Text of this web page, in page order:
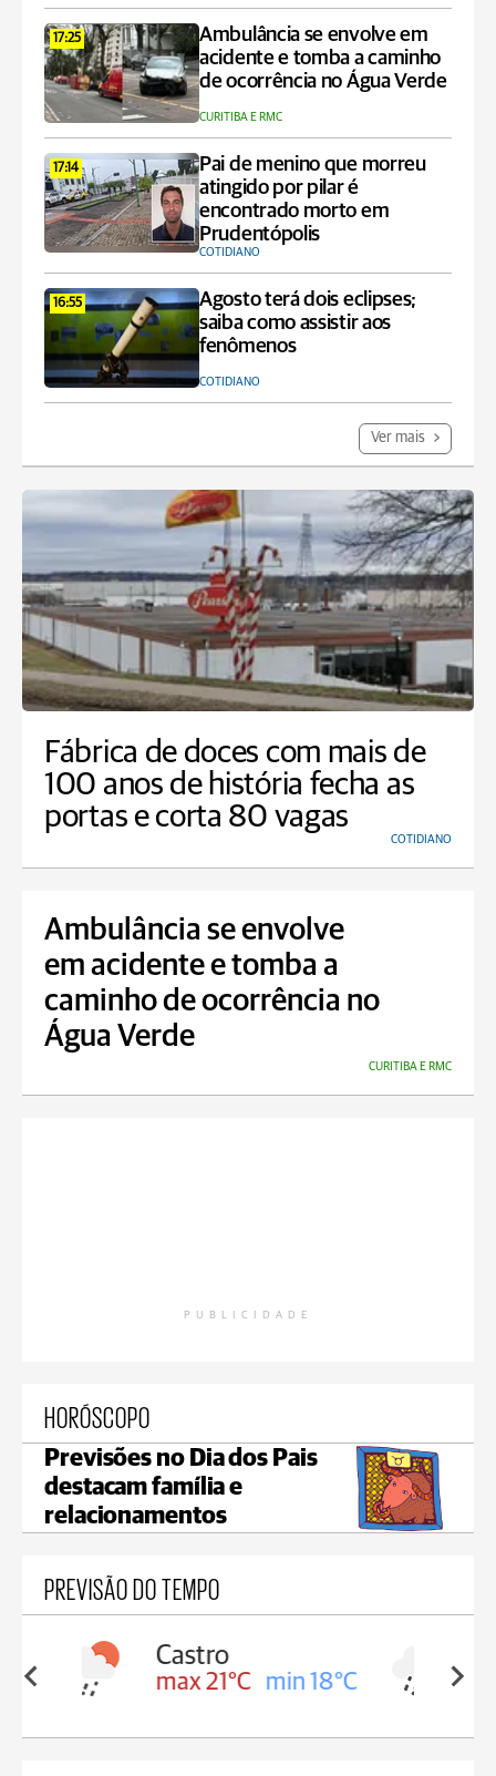
17:25
Ambulância se envolve em
acidente e tomba a caminho
de ocorrência no Água Verde
CURITIBA E RMC
17:14
Pai de menino que morreu
atingido por pilar é
encontrado morto em
Prudentópolis
COTIDIANO
16:55
Agosto terá dois eclipses;
saiba como assistir aos
fenômenos
COTIDIANO
Ver mais
Fábrica de doces com mais de
100 anos de história fecha as
portas e corta 80 vagas
COTIDIANO
Ambulância se envolve
em acidente e tomba a
caminho de ocorrência no
Água Verde
CURITIBA E RMC
PUBLICIDADE
HORÓSCOPO
Previsões no Dia dos Pais
destacam família e
relacionamentos
PREVISÃO DO TEMPO
18°C
Carambeí
max 20°C min 18°C